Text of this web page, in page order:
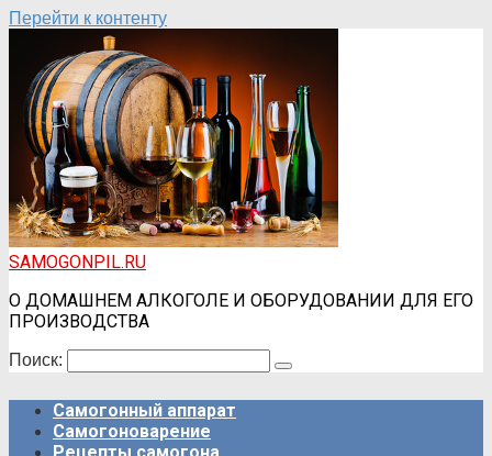
Перейти к контенту
SAMOGONPIL.RU
О ДОМАШНЕМ АЛКОГОЛЕ И ОБОРУДОВАНИИ ДЛЯ ЕГО
ПРОИЗВОДСТВА
Поиск:
Самогонный аппарат
Самогоноварение